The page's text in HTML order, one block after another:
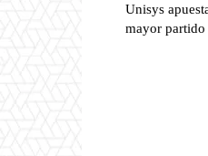
Unisys
mayor partido